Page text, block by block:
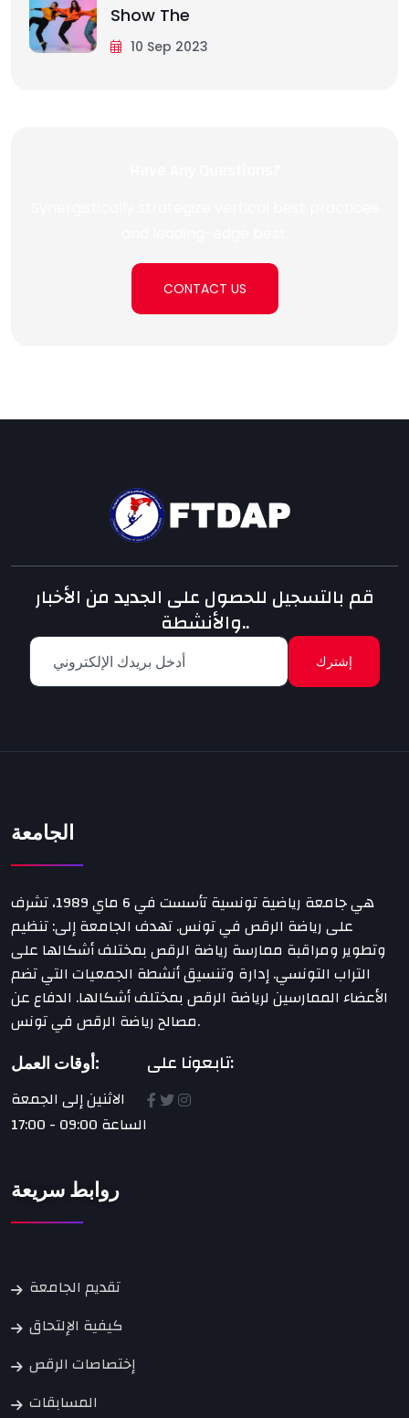
Show The
10 Sep 2023
CONTACT US
قم بالتسجيل للحصول على الجديد من الأخبار
والأنشطة..
إشترك
الجامعة
هي جامعة رياضية تونسية تأسست في 6 ماي 1989، تشرف
على رياضة الرقص في تونس. تهدف الجامعة إلى: تنظيم
وتطوير ومراقبة ممارسة رياضة الرقص بمختلف أشكالها على
التراب التونسي. إدارة وتنسيق أنشطة الجمعيات التي تضم
الأعضاء الممارسين لرياضة الرقص بمختلف أشكالها. الدفاع عن
مصالح رياضة الرقص في تونس.
أوقات العمل:
الاثنين إلى الجمعة
الساعة 09:00 - 17:00
تابعونا على:
روابط سريعة
تقديم الجامعة
كيفية الإلتحاق
إختصاصات الرقص
المسابقات